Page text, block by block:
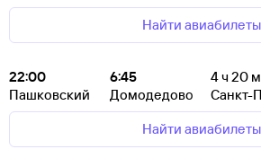
Найти авиабилеты
22:00
Пашковский
6:45
Домодедово
4ч 20
Санкт-
Найти авиабилеты